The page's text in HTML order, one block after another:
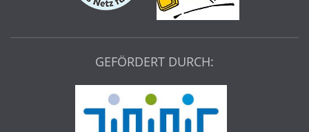
GEFÖRDERT DURCH: